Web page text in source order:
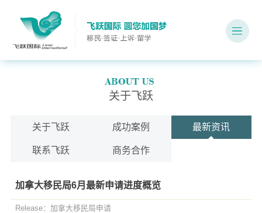
关于飞跃
关于飞跃 成功案例 最新资讯
联系飞跃 商务合作
加拿大移民局6月最新申请进度概览
Release：加拿大移民局申请